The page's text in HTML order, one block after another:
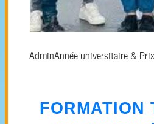
AdminAnnée universitaire &
FORMATION